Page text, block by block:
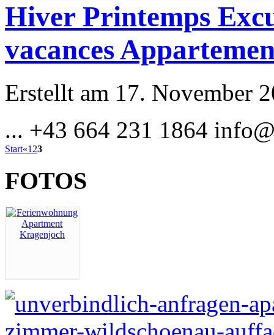
Hiver Printemps
vacances
Erstellt am 17. November
... +43 664 231 1864
Start«1 23
FOTOS